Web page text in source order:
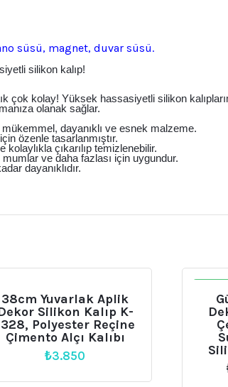
süsü, magnet, duvar süsü.
silikon kalıp!
çok kolay! Yüksek hassasiyetli silikon
olanak sağlar.
dayanıklı ve esnek malzeme.
özenle tasarlanmıştır.
kolaylıkla çıkarılıp temizlenebilir.
ve daha fazlası için uygundur.
dayanıklıdır.
38cm Yuvarlak Aplik
Silikon Kalıp K-
Polyester Reçine
Çimento Alçı Kalıbı
₺3.850